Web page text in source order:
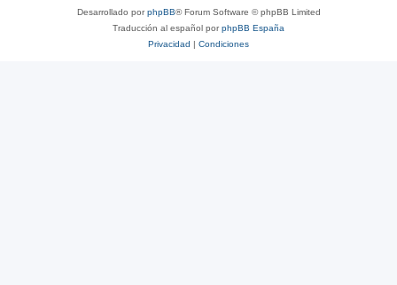
Desarrollado porphpBB® Forum Software © phpBB Limited
Traducción al español porphpBB España
Privacidad | Condiciones